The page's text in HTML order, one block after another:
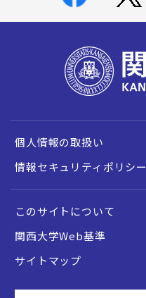
個人情報の取扱い
情報セキュリティポリシー
このサイトについて
関西大学Web基準
サイトマップ